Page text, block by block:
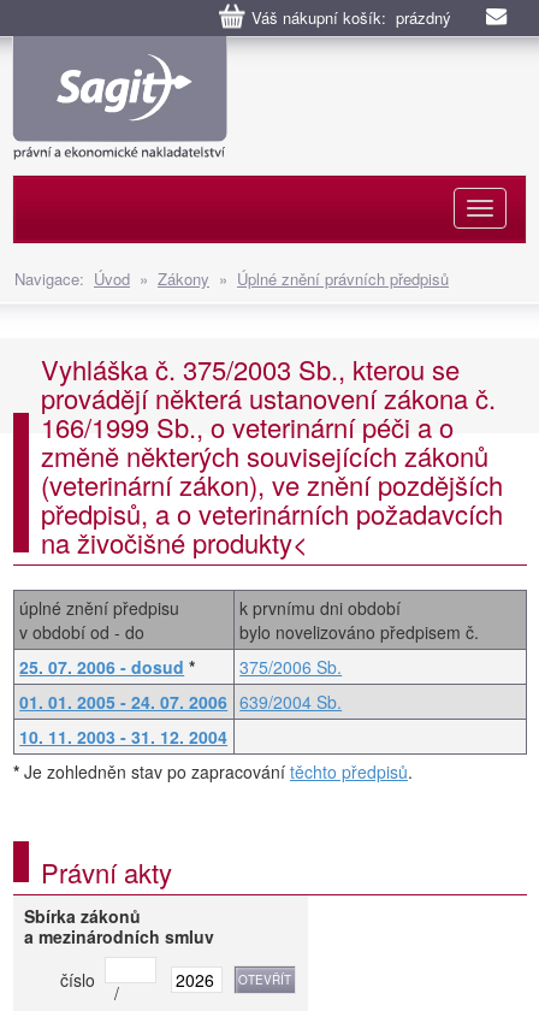
Váš nákupní košík: prázdný
Navigace: Úvod » Zákony » Úplné znění právních předpisů
Vyhláška č. 375/2003 Sb., kterou se
provádějí některá ustanovení zákona č.
166/1999 Sb., o veterinární péči a o
změně některých souvisejících zákonů
(veterinární zákon), ve znění pozdějších
předpisů, a o veterinárních požadavcích
na živočišné produkty<
úplné znění předpisu
v období od - do
k prvnímu dni období
bylo novelizováno předpisem č.
25. 07. 2006 - dosud *
375/2006 Sb.
01. 01. 2005 - 24. 07. 2006 639/2004 Sb.
10. 11. 2003 - 31. 12. 2004
* Je zohledněn stav po zapracování těchto předpisů.
Právní akty
Sbírka zákonů
a mezinárodních smluv
číslo
/